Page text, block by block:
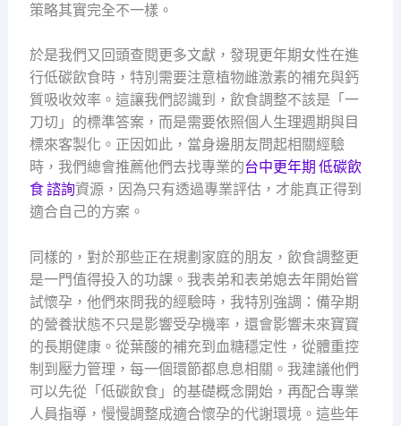
策略其實完全不一樣。
於是我們又回頭查閱更多文獻，發現更年期女性在進
行低碳飲食時，特別需要注意植物雌激素的補充與鈣
質吸收效率。這讓我們認識到，飲食調整不該是「一
刀切」的標準答案，而是需要依照個人生理週期與目
標來客製化。正因如此，當身邊朋友問起相關經驗
時，我們總會推薦他們去找專業的台中更年期 低碳飲
食 諮詢資源，因為只有透過專業評估，才能真正得到
適合自己的方案。
同樣的，對於那些正在規劃家庭的朋友，飲食調整更
是一門值得投入的功課。我表弟和表弟媳去年開始嘗
試懷孕，他們來問我的經驗時，我特別強調：備孕期
的營養狀態不只是影響受孕機率，還會影響未來寶寶
的長期健康。從葉酸的補充到血糖穩定性，從體重控
制到壓力管理，每一個環節都息息相關。我建議他們
可以先從「低碳飲食」的基礎概念開始，再配合專業
人員指導，慢慢調整成適合懷孕的代謝環境。這些年